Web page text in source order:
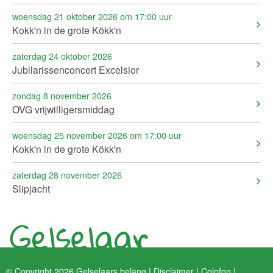
woensdag 21 oktober 2026 om 17:00 uur
Kokk'n in de grote Kökk'n
zaterdag 24 oktober 2026
Jubilarissenconcert Excelsior
zondag 8 november 2026
OVG vrijwilligersmiddag
woensdag 25 november 2026 om 17:00 uur
Kokk'n in de grote Kökk'n
zaterdag 28 november 2026
Slipjacht